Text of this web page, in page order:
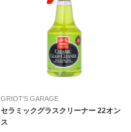
GRIOT'S GARAGE
セラミックグラスクリーナー 22オン
ス